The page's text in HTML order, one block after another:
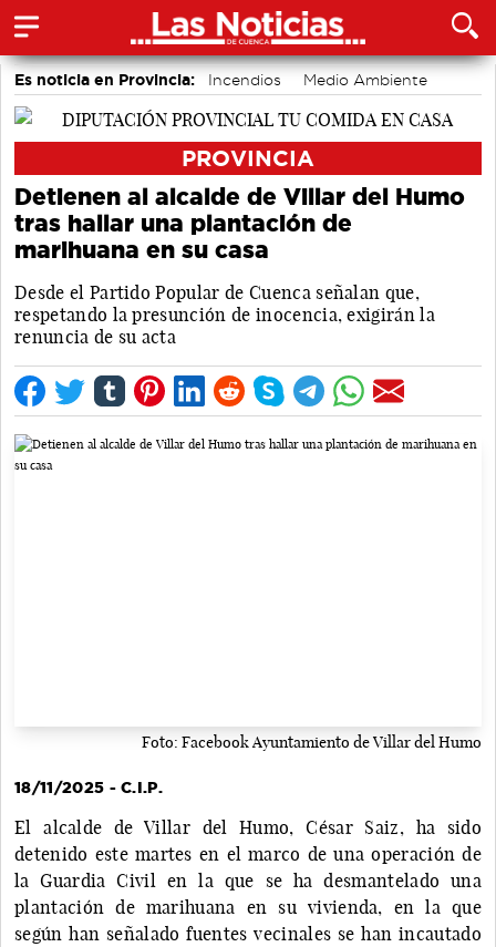
Es noticia en Provincia: Incendios
Medio Ambiente
accidentes laborales
PROVINCIA
Detienen al alcalde de Villar del Humo
tras hallar una plantación de
marihuana en su casa
Desde el Partido Popular de Cuenca señalan que,
respetando la presunción de inocencia, exigirán la
renuncia de su acta
Foto: Facebook Ayuntamiento de Villar del Humo
18/11/2025 - C.I.P.
El alcalde de Villar del Humo, César Saiz, ha sido
detenido este martes en el marco de una operación de
la Guardia Civil en la que se ha desmantelado una
plantación de marihuana en su vivienda, en la que
según han señalado fuentes vecinales se han incautado